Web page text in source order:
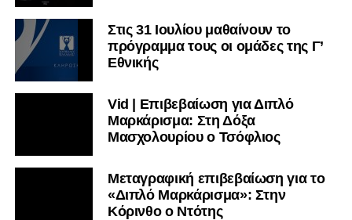
Στις 31 Ιουλίου μαθαίνουν το
πρόγραμμα τους οι ομάδες της Γ’
Εθνικής
Vid | Επιβεβαίωση για Διπλό
Μαρκάρισμα: Στη Δόξα
Μασχολουρίου ο Τσόφλιος
Μεταγραφική επιβεβαίωση για το
«Διπλό Μαρκάρισμα»: Στην
Κόρινθο ο Ντότης